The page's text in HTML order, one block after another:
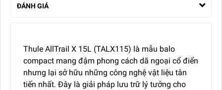
ĐÁNH GIÁ
Thule AllTrail X 15L (TALX115) là mẫu balo
compact mang đậm phong cách dã ngoại cổ điển
nhưng lại sở hữu những công nghệ vật liệu tân
tiến nhất. Đây là giải pháp lưu trữ lý tưởng cho